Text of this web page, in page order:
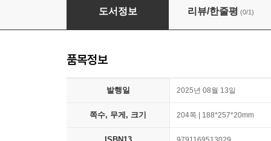
Alist VOCA 6 중학 고난도
도서정보 리뷰/한줄평 (0/1)
품목정보
발행일 2025년 08월 13일
쪽수, 무게, 크기 204쪽 | 188*257*20mm